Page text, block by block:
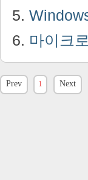
마이크
Prev 1 Next